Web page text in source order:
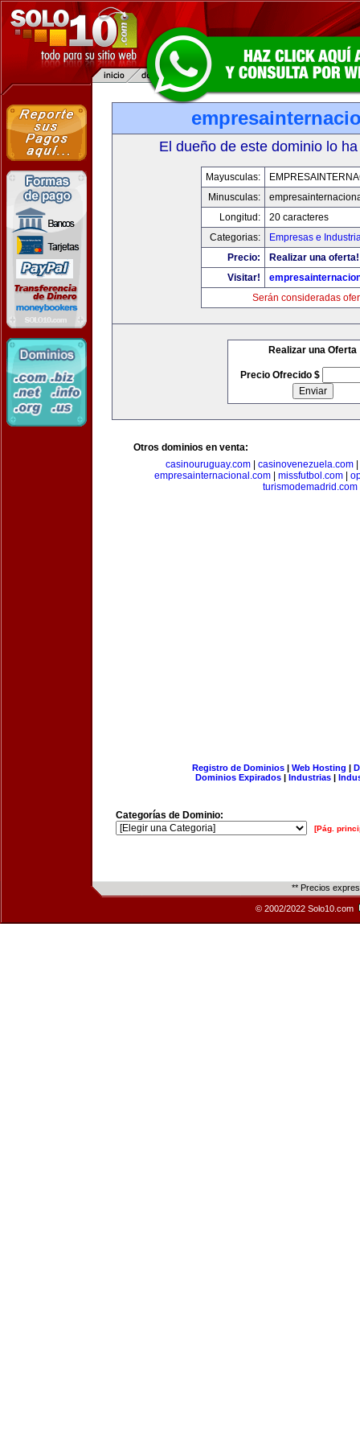
El dueño de este dominio lo
Mayusculas:
Minusculas:
Longitud:
20 caracteres
Categorias:
Empresas e
Precio:
Realizar una oferta!
Visitar!
Serán consideradas
Realizar una Oferta
Precio Ofrecido $
Otros dominios en venta:
casinouruguay.com| casinovenezuela.com|
empresainternacional.com| missfutbol.com|
turismodemadrid.com
Registro de Dominios| Web Hosting |
Dominios Expirados | Industrias |
Categorías de Dominio:
[Pág.
** Precios
© 2002/2022 Solo10.com